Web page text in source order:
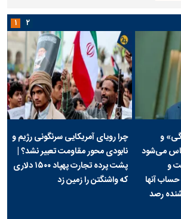
و
می‌شود
و
آنها
رصد
چرا رویای آمریکایی سرنگونی رژیم و
نابودی محور مقاومت تعبیر نشد؟ |
پشت پرده تجارت پهپاد‌ ۱۵۰۰ دلاری
که واشنگتن را زمین زد
۱ ۲